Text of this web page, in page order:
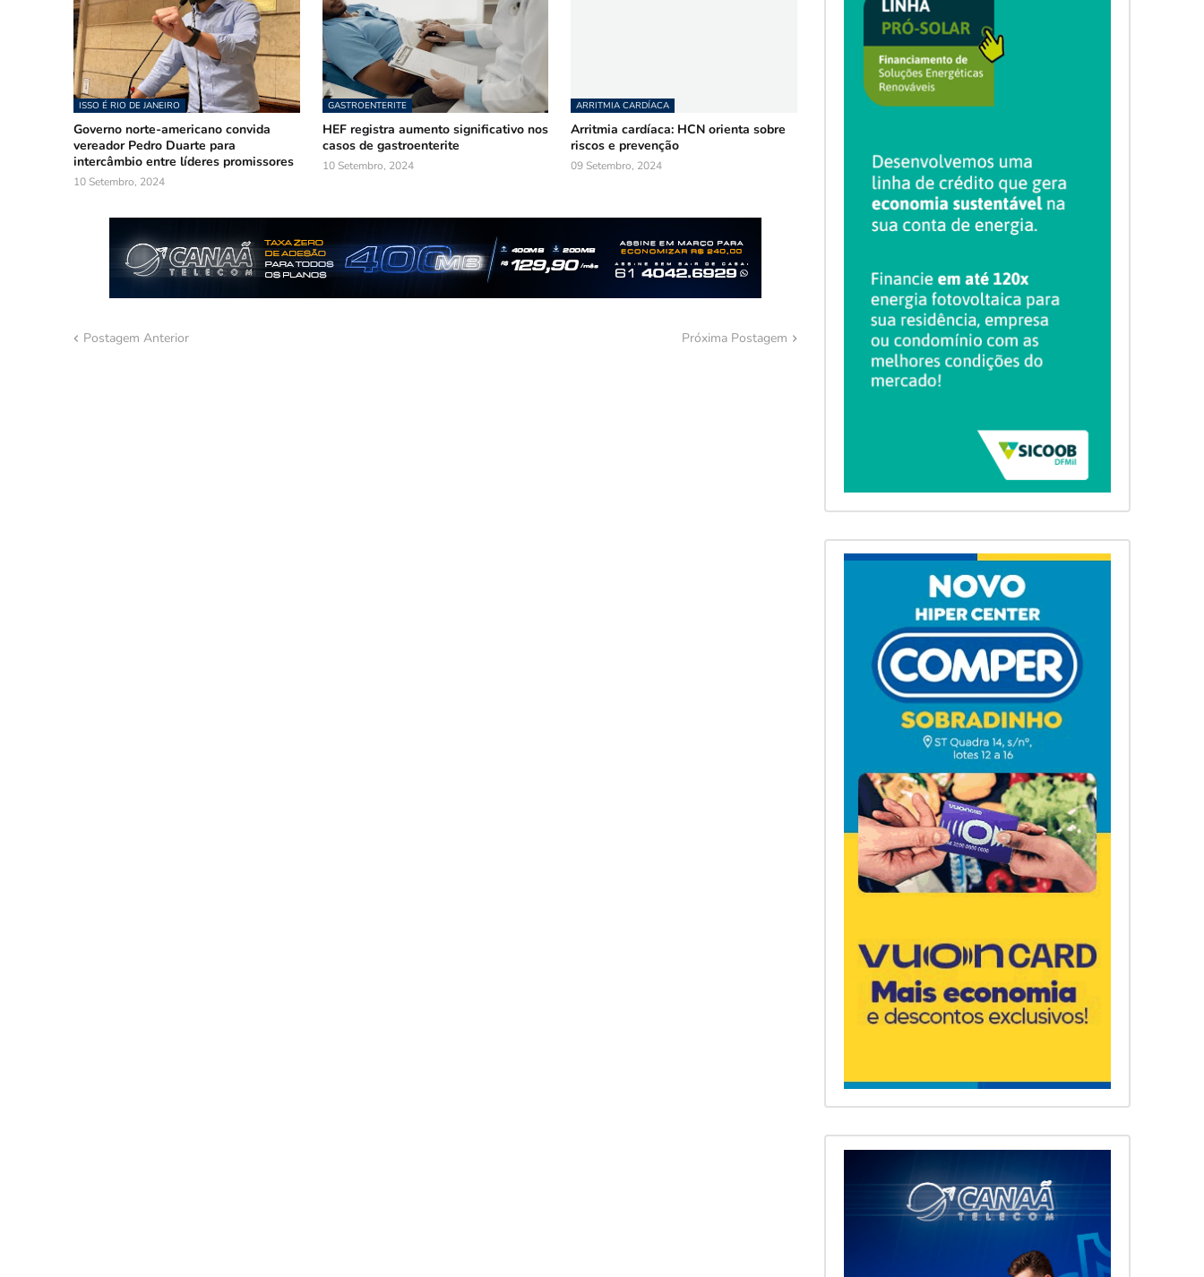
ISSO É RIO DE JANEIRO
Governo norte-americano convida
vereador Pedro Duarte para
intercâmbio entre líderes promissores
10 Setembro, 2024
GASTROENTERITE
HEF registra aumento significativo nos
casos de gastroenterite
10 Setembro, 2024
ARRITMIA CARDÍACA
Arritmia cardíaca: HCN orienta sobre
riscos e prevenção
09 Setembro, 2024
Postagem Anterior Próxima Postagem